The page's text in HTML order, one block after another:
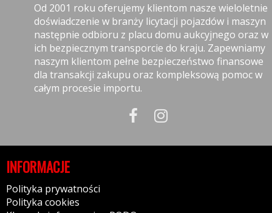
Od 2001 roku oferujemy klientom nasze wieloletnie
doświadczenie w branży licytacji pojazdów i maszyn
następnie odbioru z placu domu aukcyjnego oraz w
ich bezpiecznym transporcie do kraju. Zapewniamy
naszym klientom pełne bezpieczeństwo finansowe
dla transakcji zakupu oraz kompleksową pomoc w
całym procesie importu.
INFORMACJE
Polityka prywatności
Polityka cookies